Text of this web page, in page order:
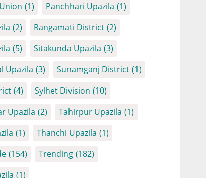
(1) Panchhari Upazila (1)
(2) Rangamati District (2)
(5) Sitakunda Upazila (3)
Upazila (3) Sunamganj District (1)
(4) Sylhet Division (10)
Upazila (2) Tahirpur Upazila (1)
(1) Thanchi Upazila (1)
(154) Trending (182)
(1)